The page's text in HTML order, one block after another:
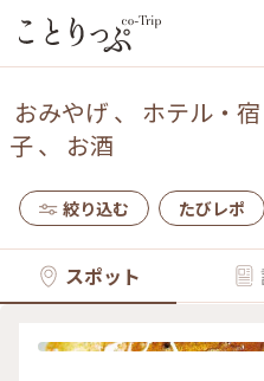
おみやげ 、 ホテル・宿
子、 お酒
絞り込む たびレポ
スポット